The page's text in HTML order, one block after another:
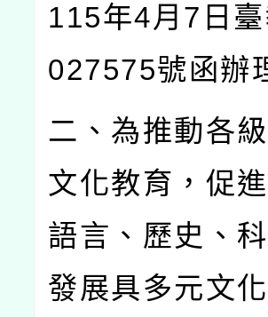
115年4月 7 日
027575號函辦
二、為推動各
文化教育，促
語言、歷史、
發展具多元文